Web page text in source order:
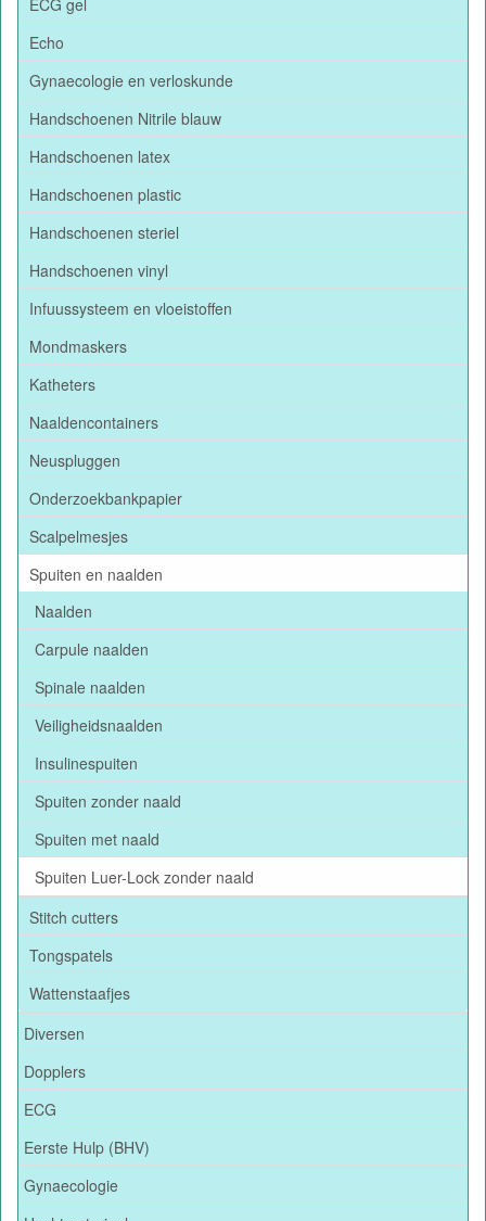
Echo
Gynaecologie en verloskunde
Handschoenen Nitrile blauw
Handschoenen latex
Handschoenen plastic
Handschoenen steriel
Handschoenen vinyl
Infuussysteem en vloeistoffen
Mondmaskers
Katheters
Naaldencontainers
Neuspluggen
Onderzoekbankpapier
Scalpelmesjes
Spuiten en naalden
Naalden
Carpule naalden
Spinale naalden
Veiligheidsnaalden
Insulinespuiten
Spuiten zonder naald
Spuiten met naald
Spuiten Luer-Lock zonder naald
Stitch cutters
Tongspatels
Wattenstaafjes
Diversen
Dopplers
ECG
Eerste Hulp (BHV)
Gynaecologie